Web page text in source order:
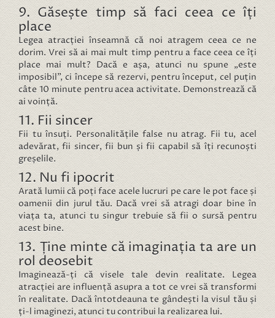
9. Găsește timp să faci ceea ce îți
place
Legea atracției înseamnă că noi atragem ceea ce ne
dorim. Vrei să ai mai mult timp pentru a face ceea ce îți
place mai mult? Dacă e așa, atunci nu spune „este
imposibil”, ci începe să rezervi, pentru început, cel puțin
câte 10 minute pentru acea activitate. Demonstrează că
ai voință.
11. Fii sincer
Fii tu însuți. Personalitățile false nu atrag. Fii tu, acel
adevărat, fii sincer, fii bun și fii capabil să îți recunoști
greșelile.
12. Nu fi ipocrit
Arată lumii că poți face acele lucruri pe care le pot face și
oamenii din jurul tău. Dacă vrei să atragi doar bine în
viața ta, atunci tu singur trebuie să fii o sursă pentru
acest bine.
13. Ține minte că imaginația ta are un
rol deosebit
Imaginează-ți că visele tale devin realitate. Legea
atracției are influență asupra a tot ce vrei să transformi
în realitate. Dacă întotdeauna te gândești la visul tău și
ți-l imaginezi, atunci tu contribui la realizarea lui.